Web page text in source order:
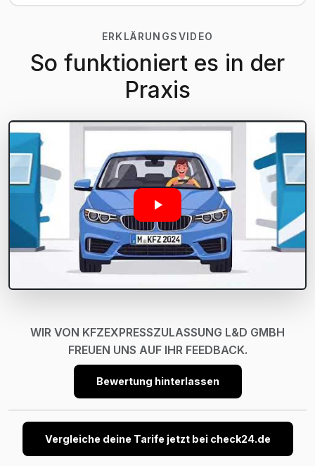
ERKLÄRUNGSVIDEO
So funktioniert es in der
Praxis
WIR VON KFZEXPRESSZULASSUNG L&D GMBH
FREUEN UNS AUF IHR FEEDBACK.
Bewertung hinterlassen
Vergleiche deine Tarife jetzt bei check24.de